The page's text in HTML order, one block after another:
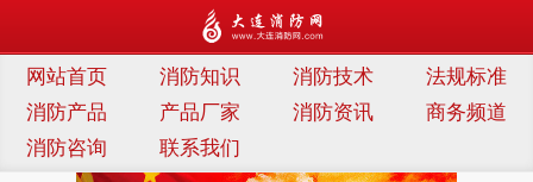
连消防网
网站首页 消防知识 消防技术
法规标准
消防产品
产品厂家 消防资讯
商务频道
消防咨询
联系我们